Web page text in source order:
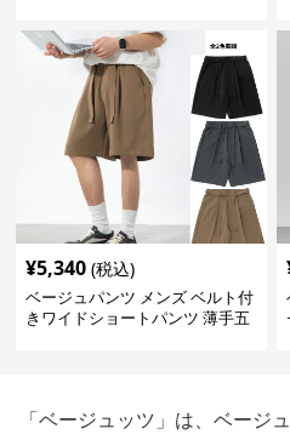
¥5,340 (税込)
ベージュパンツ メンズ ベルト付
きワイドショートパンツ 薄手五
「ベージュッツ」は、ベージ